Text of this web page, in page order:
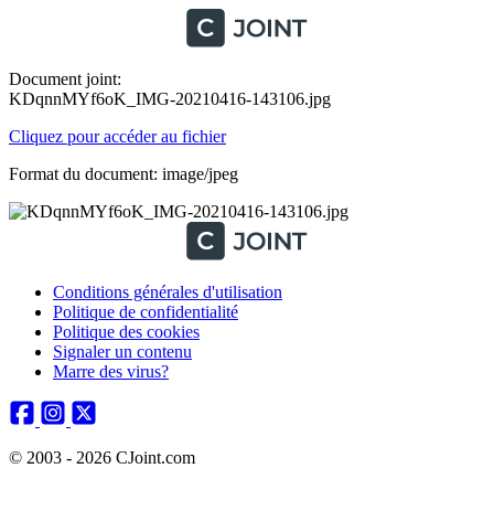
Document joint:
KDqnnMYf6oK_IMG-20210416-143106.jpg
Cliquez pour accéder au fichier
Format du document: image/jpeg
Conditions générales d'utilisation
Politique de confidentialité
Politique des cookies
Signaler un contenu
Marre des virus?
© 2003 - 2026 CJoint.com